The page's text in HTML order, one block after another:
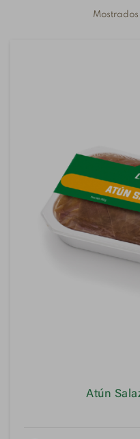
Mostrados
Atún